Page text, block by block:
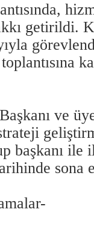
getirildi.
ve
başkanı
sona